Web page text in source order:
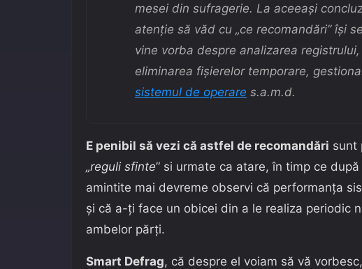
mesei din sufragerie. La aceeaşi
atenţie să văd cu „ce recomandări”îşi
vine vorba despre analizarea
eliminarea fişierelor temporare,
sistemul de operare s.a.m.d.
E penibil să vezi că astfel de recomandări sunt
„reguli sfinte” si urmate ca atare, în timp ce
amintite mai devreme observi că performanța
şi că a-ţi face un obicei din a le realiza periodic
ambelor părţi.
Smart Defrag, că despre el voiam să vă